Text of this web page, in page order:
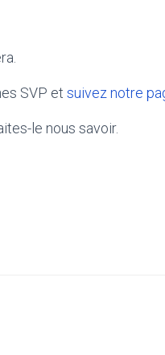
SVP et suivez notre
le nous savoir.